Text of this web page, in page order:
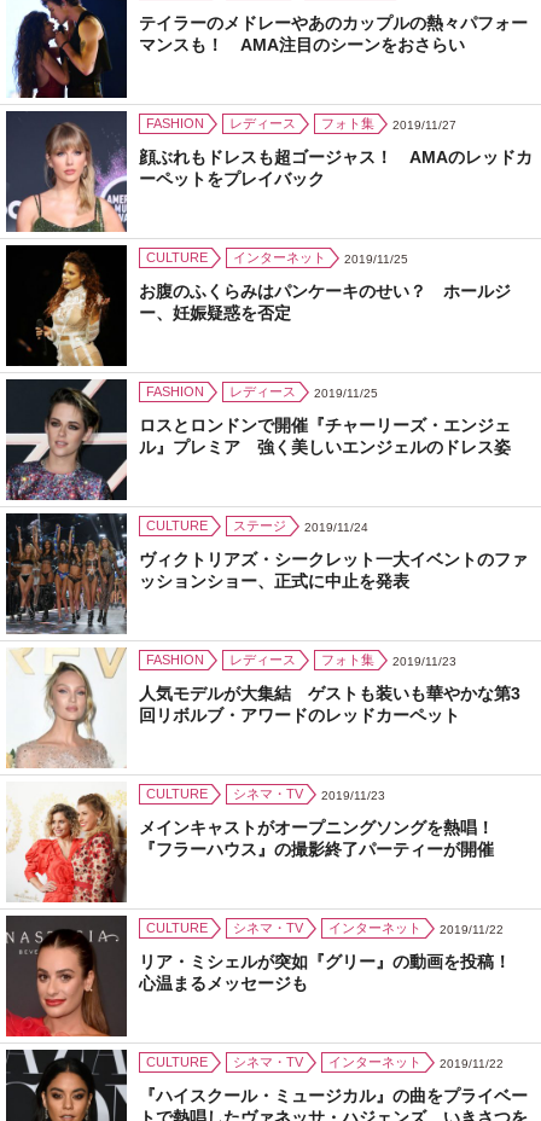
テイラーのメドレーやあのカップルの熱々パフォー
マンスも！ AMA注目のシーンをおさらい
FASHION レディース フォト集 2019/11/27
顔ぶれもドレスも超ゴージャス！ AMAのレッドカ
ーペットをプレイバック
CULTURE インターネット 2019/11/25
お腹のふくらみはパンケーキのせい？ ホールジ
ー、妊娠疑惑を否定
FASHION レディース 2019/11/25
ロスとロンドンで開催『チャーリーズ・エンジェ
ル』プレミア 強く美しいエンジェルのドレス姿
CULTURE ステージ 2019/11/24
ヴィクトリアズ・シークレット一大イベントのファ
ッションショー、正式に中止を発表
FASHION レディース フォト集 2019/11/23
人気モデルが大集結 ゲストも装いも華やかな第3
回リボルブ・アワードのレッドカーペット
CULTURE シネマ・TV 2019/11/23
メインキャストがオープニングソングを熱唱！
『フラーハウス』の撮影終了パーティーが開催
CULTURE シネマ・TV インターネット 2019/11/22
リア・ミシェルが突如『グリー』の動画を投稿！
心温まるメッセージも
CULTURE シネマ・TV インターネット 2019/11/22
『ハイスクール・ミュージカル』の曲をプライベー